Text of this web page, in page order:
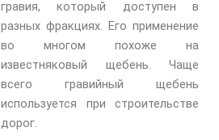
гравия, который доступен в
разных фракциях. Его применение
во многом похоже на
известняковый щебень. Чаще
всего гравийный щебень
используется при строительстве
дорог.